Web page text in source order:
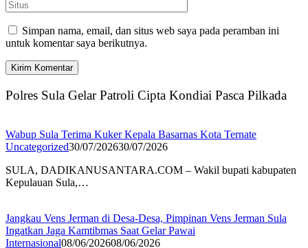
Simpan nama, email, dan situs web saya pada peramban ini
untuk komentar saya berikutnya.
Polres Sula Gelar Patroli Cipta Kondiai Pasca Pilkada
Wabup Sula Terima Kuker Kepala Basarnas Kota Ternate
Uncategorized30/07/202630/07/2026
SULA, DADIKANUSANTARA.COM – Wakil bupati kabupaten
Kepulauan Sula,…
Jangkau Vens Jerman di Desa-Desa, Pimpinan Vens Jerman Sula
Ingatkan Jaga Kamtibmas Saat Gelar Pawai
Internasional08/06/202608/06/2026